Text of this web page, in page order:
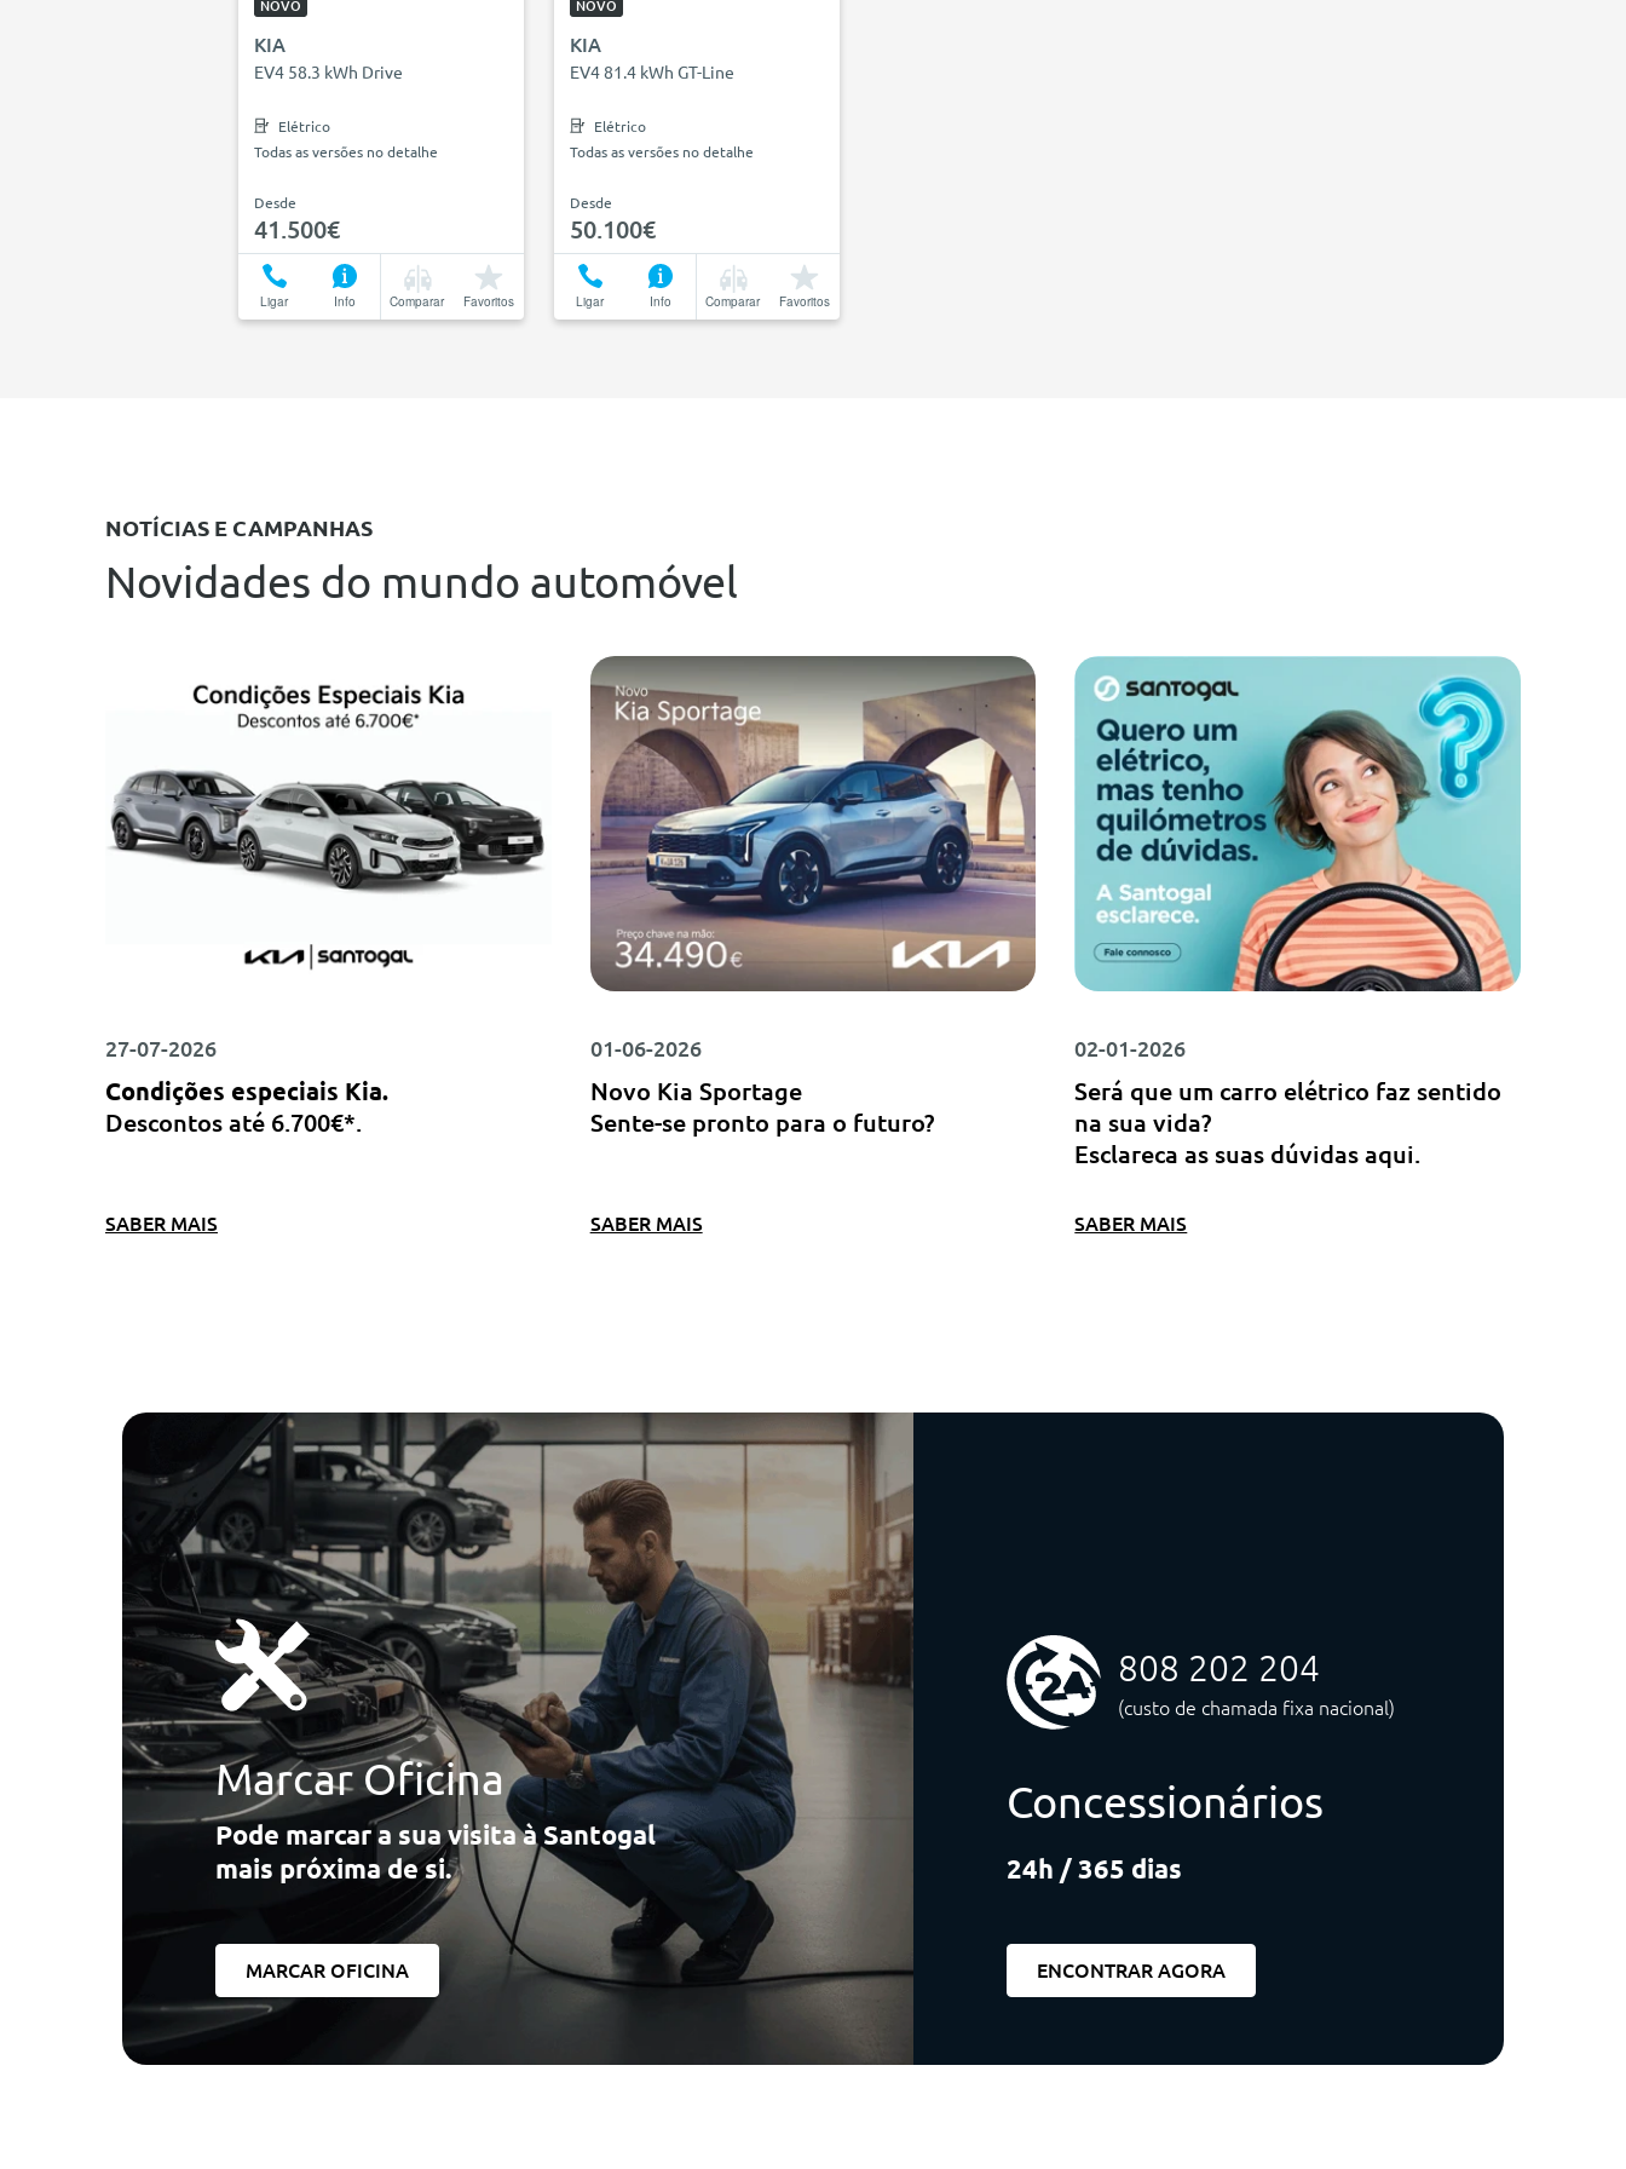
NOVO
KIA
EV4 58.3 kWh Drive
Elétrico
Todas as versões no detalhe
Desde
41.500€
Ligar Info Comparar Favoritos
NOVO
KIA
EV4 81.4 kWh GT-Line
Elétrico
Todas as versões no detalhe
Desde
50.100€
Ligar Info Comparar Favoritos
NOTÍCIAS E CAMPANHAS
Novidades do mundo automóvel
27-07-2026
Condições especiais Kia.
Descontos até 6.700€*.
SABER MAIS
01-06-2026
Novo Kia Sportage
Sente-se pronto para o futuro?
SABER MAIS
02-01-2026
Será que um carro elétrico faz sentido
na sua vida?
Esclareca as suas dúvidas aqui.
SABER MAIS
Marcar Oficina
Pode marcar a sua visita à Santogal
mais próxima de si.
MARCAR OFICINA
808 202 204
(custo de chamada fixa nacional)
Concessionários
24h / 365 dias
ENCONTRAR AGORA